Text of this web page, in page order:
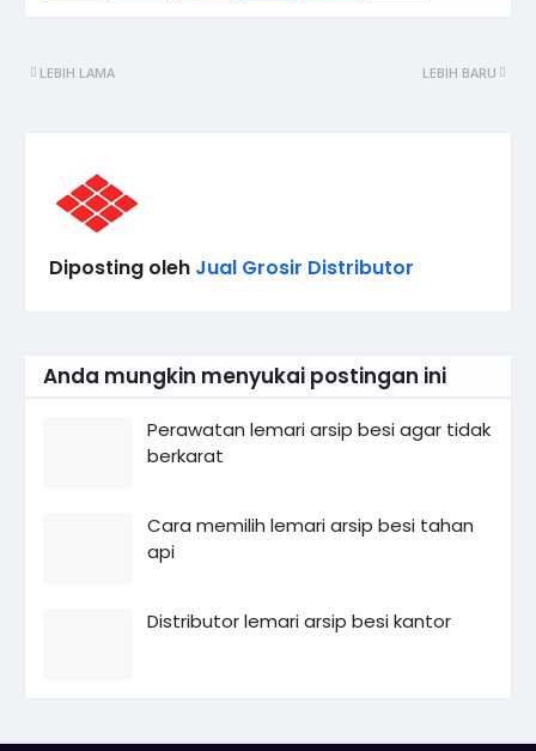
LEBIH BARU
LEBIH LAMA
Diposting oleh Jual Grosir Distributor
Anda mungkin menyukai postingan ini
Perawatan lemari arsip besi agar tidak
berkarat
Cara memilih lemari arsip besi tahan
api
Distributor lemari arsip besi kantor